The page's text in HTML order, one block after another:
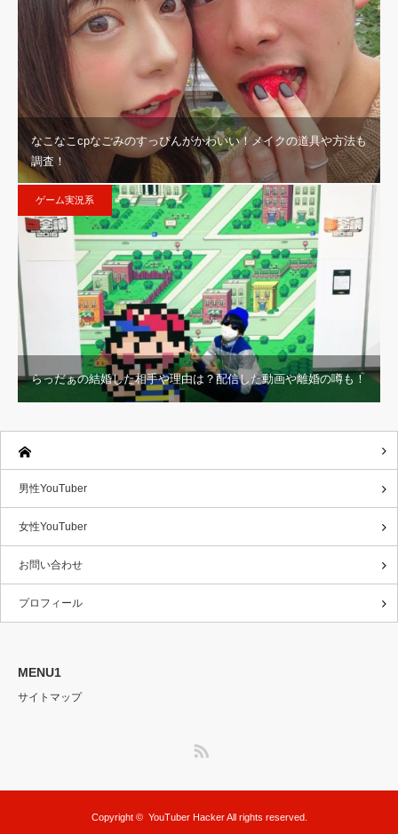
なこなこcpなごみのすっぴんがかわいい！メイクの道具や方法も
調査！
ゲーム実況系
らっだぁの結婚した相手や理由は？配信した動画や離婚の噂も！
男性YouTuber
女性YouTuber
お問い合わせ
プロフィール
MENU1
サイトマップ
Copyright © YouTuber HackerAll rights reserved.